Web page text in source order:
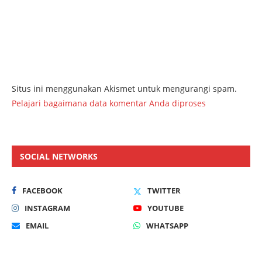
Situs ini menggunakan Akismet untuk mengurangi spam.
Pelajari bagaimana data komentar Anda diproses
SOCIAL NETWORKS
FACEBOOK
TWITTER
INSTAGRAM
YOUTUBE
EMAIL
WHATSAPP